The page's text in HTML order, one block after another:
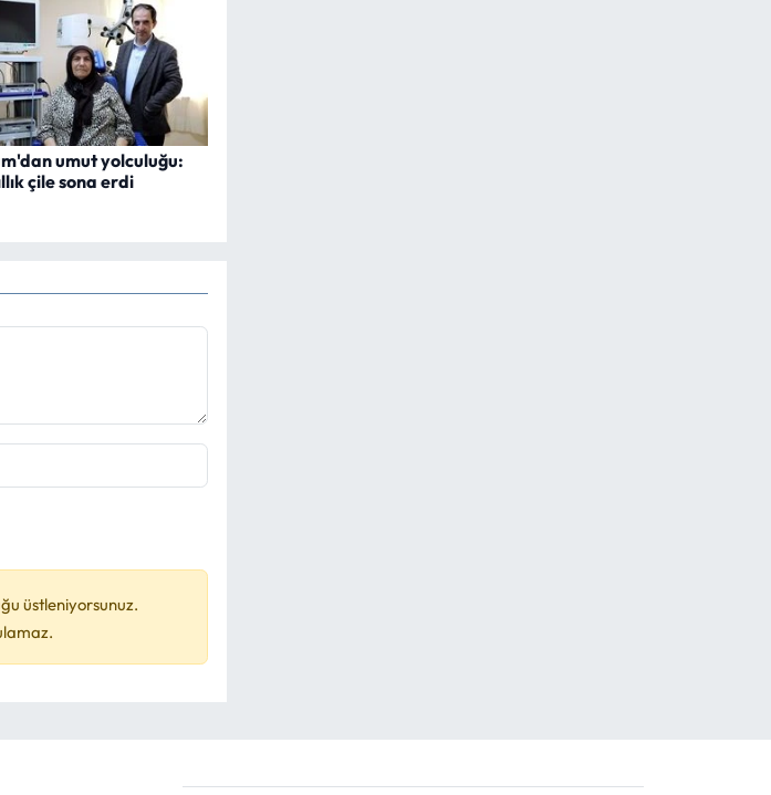
umut yolculuğu:
çile sona erdi
üstleniyorsunuz.